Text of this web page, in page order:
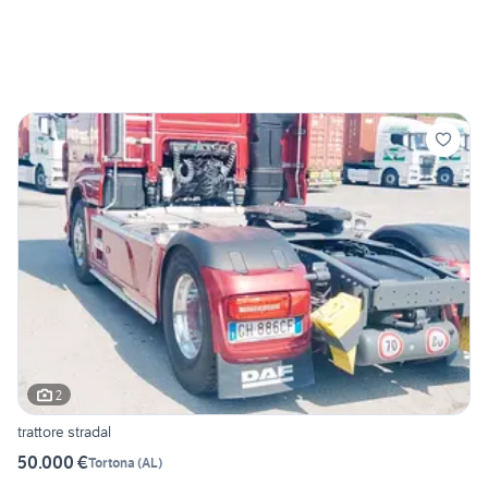
2
trattore stradal
50.000 €Tortona (AL)